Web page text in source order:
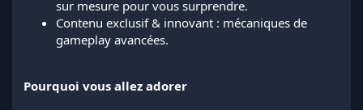
sur mesure pour vous surprendre.
Contenu exclusif & innovant : mécaniques de
gameplay avancées.
Pourquoi vous allez adorer